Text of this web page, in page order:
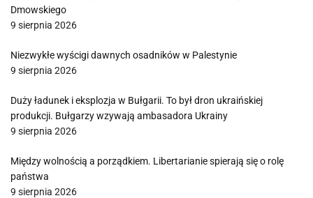
Dmowskiego
9 sierpnia 2026
Niezwykłe wyścigi dawnych osadników w Palestynie
9 sierpnia 2026
Duży ładunek i eksplozja w Bułgarii. To był dron ukraińskiej
produkcji. Bułgarzy wzywają ambasadora Ukrainy
9 sierpnia 2026
Między wolnością a porządkiem. Libertarianie spierają się o rolę
państwa
9 sierpnia 2026